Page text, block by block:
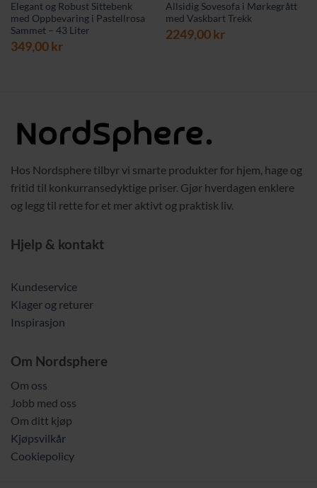
Elegant og Robust Sittebenk
med Oppbevaring i Pastellrosa
Sammet – 43 Liter
349,00kr
Allsidig Sovesofa i Mørkegrått
med Vaskbart Trekk
2249,00kr
Hos Nordsphere tilbyr vi smarte produkter for hjem, hage og
fritid til konkurransedyktige priser. Gjør hverdagen enklere
og legg til rette for et mer aktivt og praktisk liv.
Hjelp & kontakt
Kundeservice
Klager og returer
Inspirasjon
Om Nordsphere
Om oss
Jobb med oss
Om ditt kjøp
Kjøpsvilkår
Cookiepolicy